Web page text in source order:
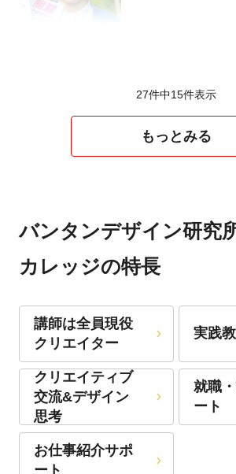
27件中15件表示
もっとみる
バンタンデザイン研究
カレッジの特長
講師は全員現役
クリエイター
実践
クリエイティブ
交流&デザイン
思考
就職
ート
お仕事紹介サポ
ート